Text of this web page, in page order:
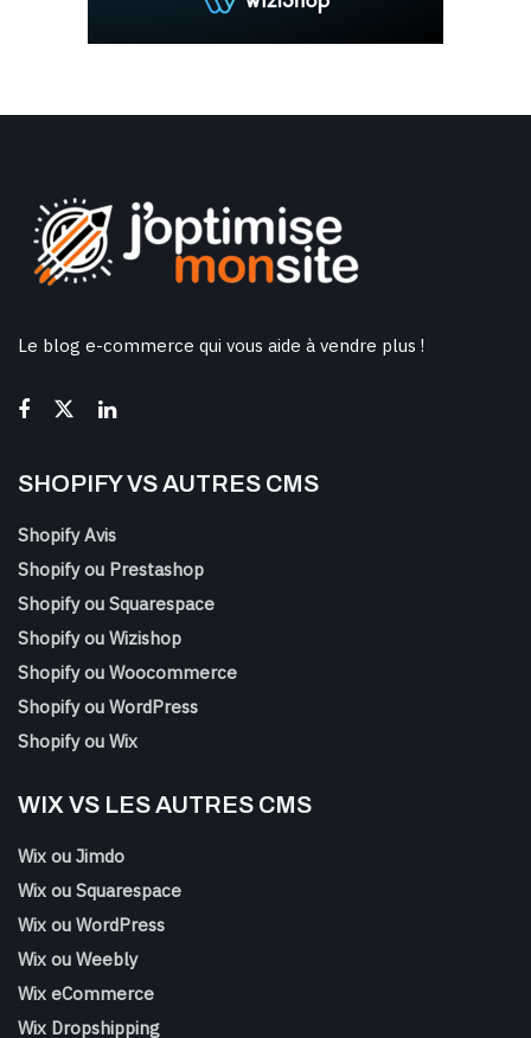
Le blog e-commerce qui vous aide à vendre plus !
SHOPIFY VS AUTRES CMS
Shopify Avis
Shopify ou Prestashop
Shopify ou Squarespace
Shopify ou Wizishop
Shopify ou Woocommerce
Shopify ou WordPress
Shopify ou Wix
WIX VS LES AUTRES CMS
Wix ou Jimdo
Wix ou Squarespace
Wix ou WordPress
Wix ou Weebly
Wix eCommerce
Wix Dropshipping